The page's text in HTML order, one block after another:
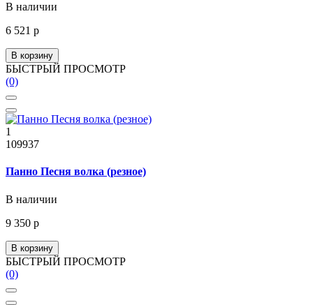
В наличии
6 521 р
В корзину
БЫСТРЫЙ ПРОСМОТР
(0)
1
109937
Панно Песня волка (резное)
В наличии
9 350 р
В корзину
БЫСТРЫЙ ПРОСМОТР
(0)